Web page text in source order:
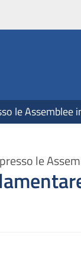
le Assemblee
le